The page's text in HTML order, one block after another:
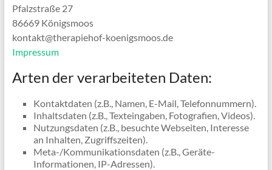
Pfalzstraße 27
86669 Königsmoos
kontakt@therapiehof-koenigsmoos.de
Impressum
Arten der verarbeiteten Daten:
Kontaktdaten (z.B., Namen, E-Mail, Telefonnummern).
Inhaltsdaten (z.B., Texteingaben, Fotografien, Videos).
Nutzungsdaten (z.B., besuchte Webseiten, Interesse
an Inhalten, Zugriffszeiten).
Meta-/Kommunikationsdaten (z.B., Geräte-
Informationen, IP-Adressen).